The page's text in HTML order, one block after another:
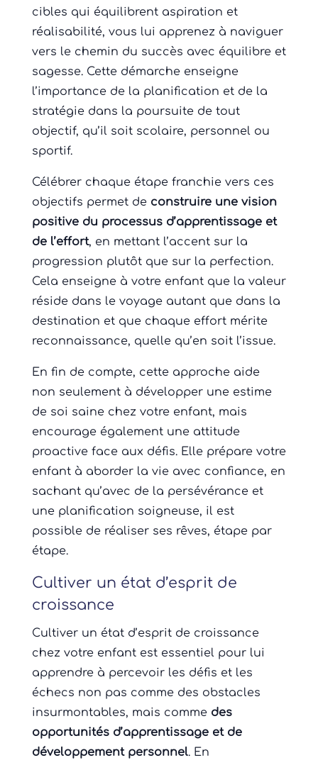
cibles qui équilibrent aspiration et
réalisabilité, vous lui apprenez à naviguer
vers le chemin du succès avec équilibre et
sagesse. Cette démarche enseigne
l’importance de la planification et de la
stratégie dans la poursuite de tout
objectif, qu’il soit scolaire, personnel ou
sportif.
Célébrer chaque étape franchie vers ces
objectifs permet de construire une vision
positive du processus d’apprentissage et
de l’effort, en mettant l’accent sur la
progression plutôt que sur la perfection.
Cela enseigne à votre enfant que la valeur
réside dans le voyage autant que dans la
destination et que chaque effort mérite
reconnaissance, quelle qu’en soit l’issue.
En fin de compte, cette approche aide
non seulement à développer une estime
de soi saine chez votre enfant, mais
encourage également une attitude
proactive face aux défis. Elle prépare votre
enfant à aborder la vie avec confiance, en
sachant qu’avec de la persévérance et
une planification soigneuse, il est
possible de réaliser ses rêves, étape par
étape.
Cultiver un état d’esprit de
croissance
Cultiver un état d’esprit de croissance
chez votre enfant est essentiel pour lui
apprendre à percevoir les défis et les
échecs non pas comme des obstacles
insurmontables, mais comme des
opportunités d’apprentissage et de
développement personnel. En